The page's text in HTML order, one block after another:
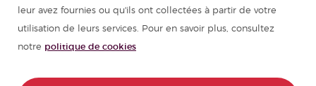
Guide de voyage pour l'Espagne
leur avez fournies ou qu'ils ont collectées à partir de votre
utilisation de leurs services. Pour en savoir plus, consultez
notre politique de cookies